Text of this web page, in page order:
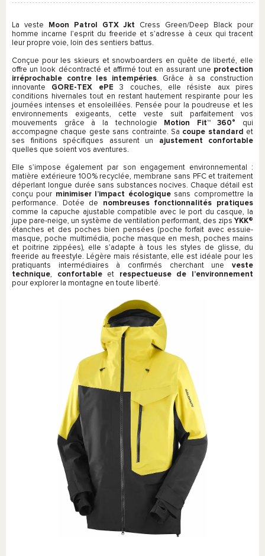
La veste Moon Patrol GTX Jkt
Cress Green/Deep Black pour
homme incarne l’esprit du freeride et s’adresse à ceux qui tracent
leur propre voie, loin des sentiers battus.
Conçue pour les skieurs et snowboarders en quête de liberté, elle
offre un look décontracté et affirmé tout en assurant une protection
irréprochable contre les intempéries. Grâce à sa construction
innovante GORE-TEX ePE 3 couches, elle résiste aux pires
conditions hivernales tout en restant hautement respirante pour les
journées intenses et ensoleillées. Pensée pour la poudreuse et les
environnements exigeants, cette veste suit parfaitement vos
mouvements grâce à la technologie
Motion Fit™ 360°
qui
accompagne chaque geste sans contrainte. Sa coupe standard
et
ses finitions spécifiques assurent un
ajustement confortable
quelles que soient vos aventures.
Elle s’impose également par son engagement environnemental :
matière extérieure 100% recyclée, membrane sans PFC et traitement
déperlant longue durée sans substances nocives. Chaque détail est
conçu pour minimiser l’impact écologiquesans compromettre la
performance. Dotée de nombreuses fonctionnalités pratiques
comme la capuche ajustable compatible avec le port du casque, la
jupe pare-neige, un système de ventilation performant, des zips YKK®
étanches et des poches bien pensées (poche forfait avec essuie-
masque, poche multimédia, poche masque en mesh, poches mains
et poitrine zippées), elle s’adapte à tous les styles de glisse, du
freeride au freestyle. Légère mais résistante, elle est idéale pour les
pratiquants intermédiaires à confirmés cherchant une veste
technique, confortableet respectueuse de l’environnement
pour explorer la montagne en toute liberté.